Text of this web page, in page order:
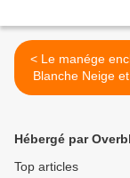
< Le manége enchanté de
Blanche Neige et
nains ...
Hébergé par
Top articles